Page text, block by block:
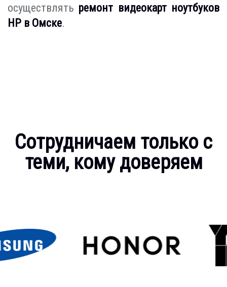
осуществлять ремонт видеокарт ноутбуков
HP в Омске.
Сотрудничаем только с
теми, кому доверяем